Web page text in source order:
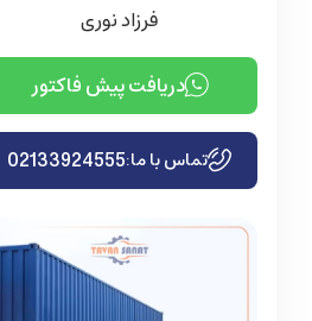
فرزاد نوری
دریافت پیش فاکتور
تماس با ما:02133924555